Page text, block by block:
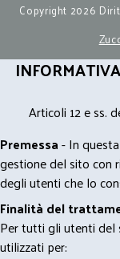
Copyright 2026
Articoli 12 e ss.
Premessa- In
gestione del sito con
degli utenti che lo
Finalità del
Per tutti gli utenti del
utilizzati per: